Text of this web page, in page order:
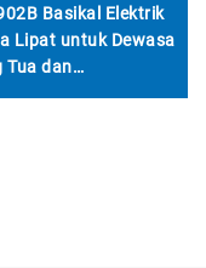
Basikal Elektrik
Lipat untuk Dewasa
Tua dan